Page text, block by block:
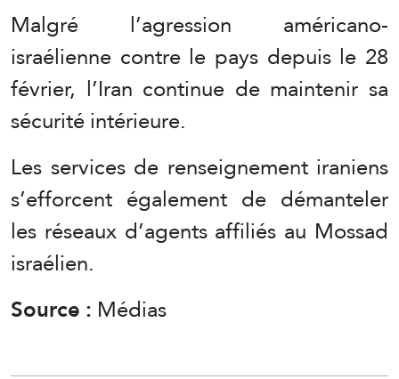
Malgré l’agression américano-
israélienne contre le pays depuis le 28
février, l’Iran continue de maintenir sa
sécurité intérieure.
Les services de renseignement iraniens
s’efforcent également de démanteler
les réseaux d’agents affiliés au Mossad
israélien.
Source : Médias